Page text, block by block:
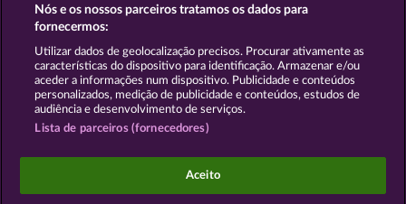
Empresa Perguntas frequentes Facebook
Enviar pedido de rescisão
Os jogos do Casino social destinam-se apenas a fins
de entretenimento e não têm qualquer influência
Nós e os nossos parceiros tratamos os dados para
fornecermos:
Utilizar dados de geolocalização precisos. Procurar ativamente as
características do dispositivo para identificação. Armazenar e/ou
aceder a informações num dispositivo. Publicidade e conteúdos
personalizados, medição de publicidade e conteúdos, estudos de
audiência e desenvolvimento de serviços.
Lista de parceiros (fornecedores)
Aceito